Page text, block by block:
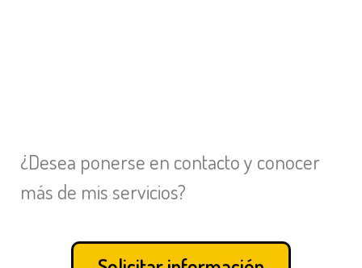
¿Desea ponerse en contacto y conocer
más de mis servicios?